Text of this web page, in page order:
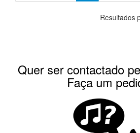
Resultados
Quer ser contactado
Faça um